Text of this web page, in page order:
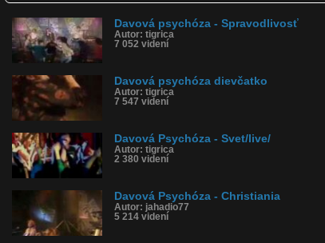
Tagy: davovka, davová psychóza, punk, rock, live
História sledovanosti videa:
Davová psychóza - Spravodlivosť
Autor: tigrica
7 052 videní
Davová psychóza dievčatko
Autor: tigrica
7 547 videní
Davová Psychóza - Svet/live/
Autor: tigrica
2 380 videní
Davová Psychóza - Christiania
Autor: jahadio77
5 214 videní